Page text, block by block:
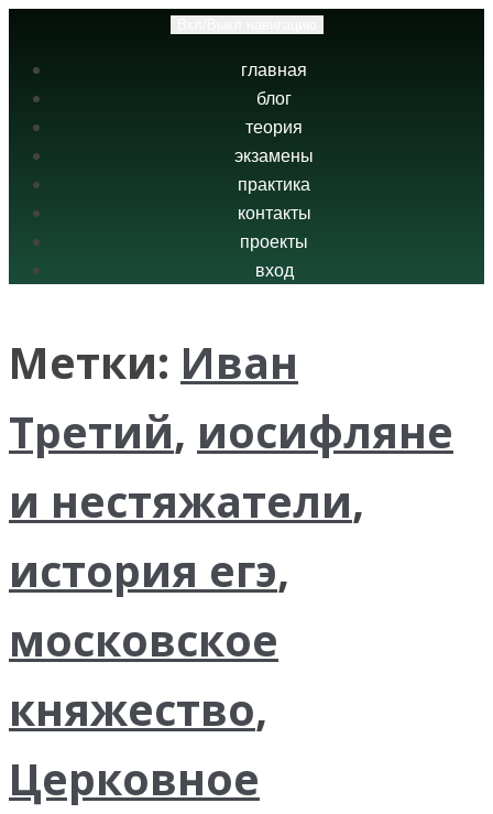
главная
блог
теория
экзамены
практика
контакты
проекты
вход
Метки: Иван
Третий, иосифляне
и нестяжатели,
история егэ,
московское
княжество,
Церковное